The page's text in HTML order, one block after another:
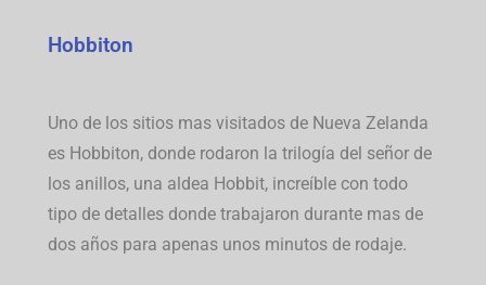
Hobbiton
Uno de los sitios mas visitados de Nueva Zelanda
es Hobbiton, donde rodaron la trilogía del señor de
los anillos, una aldea Hobbit, increíble con todo
tipo de detalles donde trabajaron durante mas de
dos años para apenas unos minutos de rodaje.